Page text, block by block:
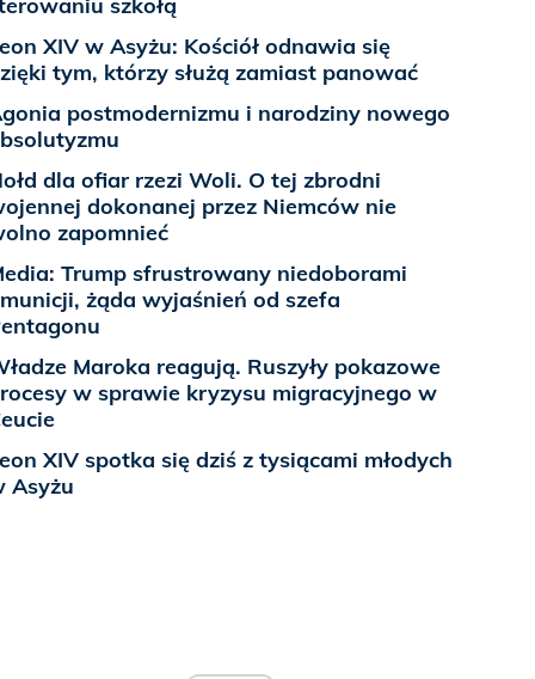
szkołą
XIV w Asyżu: Kościół odnawia się
tym, którzy służą zamiast panować
postmodernizmu i narodziny nowego
dla ofiar rzezi Woli. O tej zbrodni
dokonanej przez Niemców nie
zapomnieć
Trump sfrustrowany niedoborami
żąda wyjaśnień od szefa
Maroka reagują. Ruszyły pokazowe
w sprawie kryzysu migracyjnego w
XIV spotka się dziś z tysiącami młodych
Asyżu